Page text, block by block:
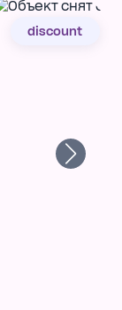
discount